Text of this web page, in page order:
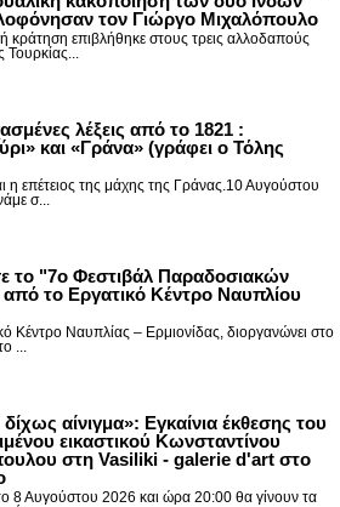
τον Γιώργο Μιχαλόπουλο
κράτηση επιβλήθηκε στους τρεις αλλοδαπούς
Τουρκίας...
λέξεις από το 1821 :
και «Γράνα» (γράφει ο Τόλης
η επέτειος της μάχης της Γράνας.10 Αυγούστου
σ...
το "7ο Φεστιβάλ Παραδοσιακών
το Εργατικό Κέντρο Ναυπλίου
Κέντρο Ναυπλίας – Ερμιονίδας, διοργανώνει στο
...
αίνιγμα»: Εγκαίνια έκθεσης του
εικαστικού Κωνσταντίνου
στη Vasiliki - galerie d'art στο
8 Αυγούστου 2026 και ώρα 20:00 θα γίνουν τα